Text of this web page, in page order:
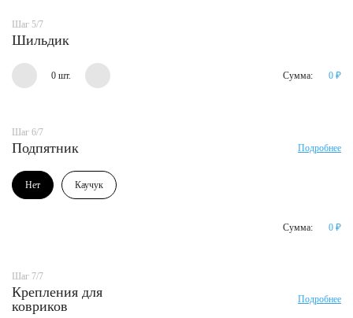
Шаг 5/7
Шильдик
0 шт. Сумма: 0 ₽
Шаг 6/7
Подпятник Подробнее
Нет Каучук
Сумма: 0 ₽
Шаг 7/7
Крепления для
ковриков
Подробнее